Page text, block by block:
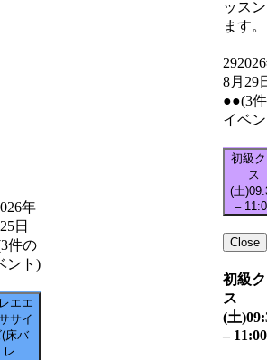
ッス
ます。
年
日
件の
ント)
エエ
サイ
(床バ
レ
29
8月29
●●(3
イベ
初級
ス
(土)
–
Close
初級
ス
(土)
– 11:00